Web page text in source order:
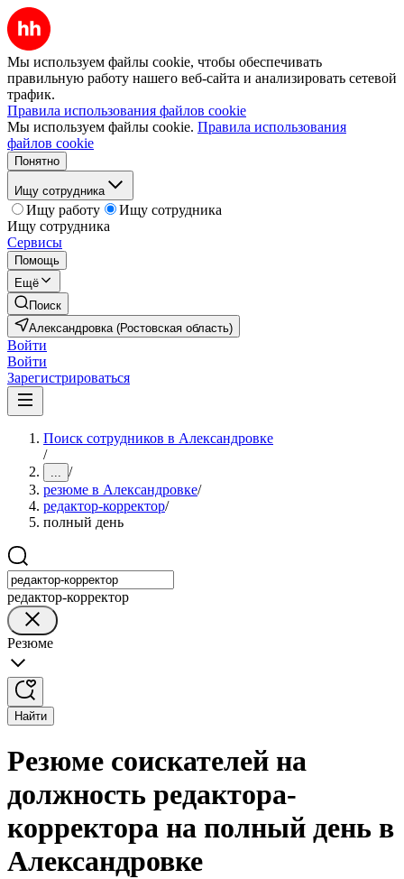
Мы используем файлы cookie, чтобы обеспечивать
правильную работу нашего веб-сайта и анализировать сетевой
трафик.
Правила использования файлов cookie
Мы используем файлы cookie. Правила использования
файлов cookie
Понятно
Ищу сотрудника
Ищу работу
Ищу сотрудника
Ищу сотрудника
Сервисы
Помощь
Ещё
Поиск
Александровка (Ростовская область)
Войти
Войти
Зарегистрироваться
Поиск сотрудников в Александровке
/
... /
резюме в Александровке/
редактор-корректор/
полный день
редактор-корректор
Резюме
Найти
Резюме соискателей на
должность редактора-
корректора на полный день в
Александровке